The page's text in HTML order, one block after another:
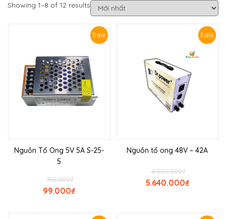
Showing 1–8 of 12 results
Sale
Nguồn Tổ Ong 5V 5A S-25-
5
₫
150.000
₫
99.000
Sale
Nguồn tổ ong 48V – 42A
₫
6.000.000
₫
5.640.000